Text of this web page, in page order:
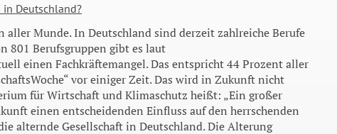
Deutschland?
aller Munde. In Deutschland sind derzeit zahlreiche Berufe
801 Berufsgruppen gibt es laut
einen Fachkräftemangel. Das entspricht 44 Prozent aller
vor einiger Zeit. Das wird in Zukunft nicht
für Wirtschaft und Klimaschutz heißt: „Ein großer
einen entscheidenden Einfluss auf den herrschenden
alternde Gesellschaft in Deutschland. Die Alterung